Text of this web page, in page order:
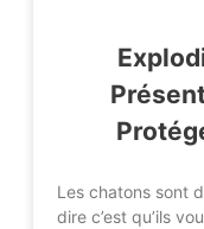
Les chatons sont
dire c’est qu’ils